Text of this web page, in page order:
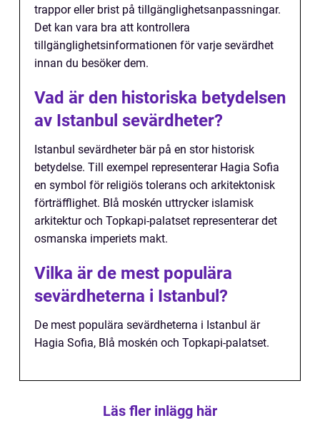
trappor eller brist på tillgänglighetsanpassningar.
Det kan vara bra att kontrollera
tillgänglighetsinformationen för varje sevärdhet
innan du besöker dem.
Vad är den historiska betydelsen
av Istanbul sevärdheter?
Istanbul sevärdheter bär på en stor historisk
betydelse. Till exempel representerar Hagia Sofia
en symbol för religiös tolerans och arkitektonisk
förträfflighet. Blå moskén uttrycker islamisk
arkitektur och Topkapi-palatset representerar det
osmanska imperiets makt.
Vilka är de mest populära
sevärdheterna i Istanbul?
De mest populära sevärdheterna i Istanbul är
Hagia Sofia, Blå moskén och Topkapi-palatset.
Läs fler inlägg här